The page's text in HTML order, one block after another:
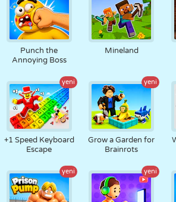
Punch the
Annoying Boss
Mineland
yeni
+1 Speed Keyboard
Escape
yeni
Grow a Garden for
Brainrots
yeni yeni